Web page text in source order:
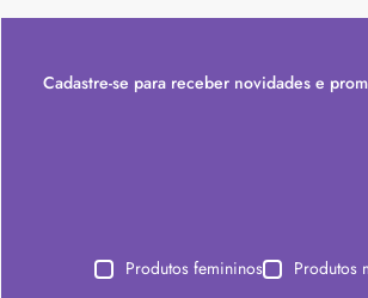
Cadastre-se para receber novidades e
Produtos femininos Produtos